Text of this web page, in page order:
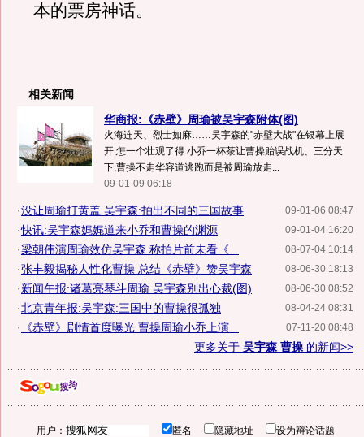
本的票房神话。
相关新闻
华商报:《赤壁》周瑜被吴宇森附体(图)
火海连天、烈士如麻……吴宇森的"赤壁大战"在银幕上展
开,怎一个壮观了得.小乔一杯茶让曹操贻误战机、三分天
下,曹操不走华容道逃跑而是被周瑜放走...
09-01-09 06:18
09-01-06 08:47
·没让周瑜打黄盖 吴宇森:拍出不同的三国故事
09-01-04 16:20
·快讯:吴宇森娓娓道来小乔和曹操的渊源
08-07-04 10:14
·梁朝伟演周瑜效仿吴宇森 称拍片前未看《...
08-06-30 18:13
·张丰毅揭秘人性化曹操 总结《赤壁》赞吴宇森
08-06-30 08:52
·新闻午报:诸葛亮琴斗周瑜 吴宇森别出心裁(图)
08-04-24 08:31
·北京青年报:吴宇森:三国中的曹操很孤独
07-11-20 08:48
·
《赤壁》剧情首度曝光 曹操周瑜小乔上演...
更多关于 吴宇森 曹操 的新闻>>
用户： 匿名 隐藏地址 设为辩论话题